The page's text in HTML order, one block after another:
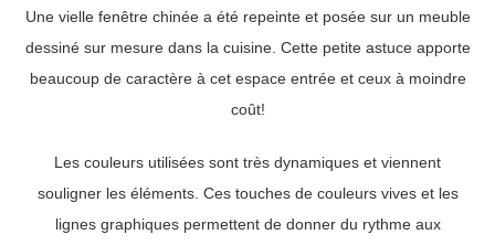
Une vielle fenêtre chinée a été repeinte et posée sur un meuble
dessiné sur mesure dans la cuisine. Cette petite astuce apporte
beaucoup de caractère à cet espace entrée et ceux à moindre
coût!
Les couleurs utilisées sont très dynamiques et viennent
souligner les éléments. Ces touches de couleurs vives et les
lignes graphiques permettent de donner du rythme aux